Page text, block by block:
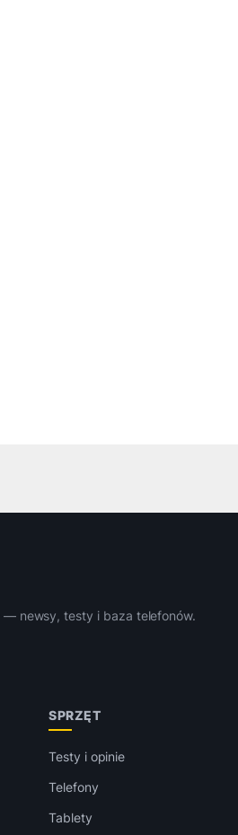
— newsy, testy i baza telefonów.
SPRZĘT
Testy i opinie
Telefony
Tablety